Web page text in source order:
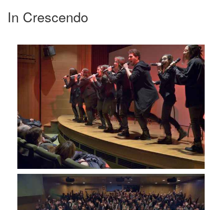
In Crescendo